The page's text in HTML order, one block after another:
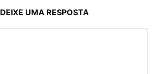
DEIXE UMA RESPOSTA